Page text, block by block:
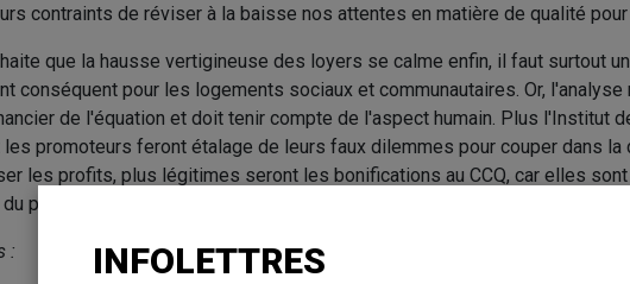
contraints de réviser à la baisse nos attentes en matière de qualité pour
que la hausse vertigineuse des loyers se calme enfin, il faut surtout
conséquent pour les logements sociaux et communautaires. Or,
de l'équation et doit tenir compte de l'aspect humain. Plus l'Institut
les promoteurs feront étalage de leurs faux dilemmes pour couper dans la
les profits, plus légitimes seront les bonifications au CCQ, car elles
public et l'exercice de nos droits.
: INFOLETTRES